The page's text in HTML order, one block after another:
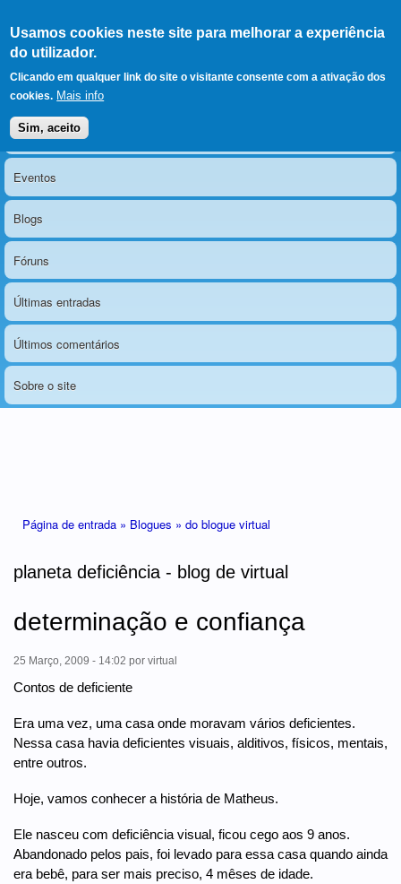
Usamos cookies neste site para melhorar a experiência
do utilizador.
Clicando em qualquer link do site o visitante consente com a ativação dos
cookies. Mais info
Sim, aceito
LERPARAVER , ir para a
página principal
O portal da visão diferente
Menu principal
Notícias
Eventos
Blogs
Fóruns
Últimas entradas
Últimos comentários
Sobre o site
Página de entrada » Blogues » do blogue virtual
planeta deficiência - blog de virtual
determinação e confiança
25 Março, 2009 - 14:02 por virtual
Contos de deficiente
Era uma vez, uma casa onde moravam vários deficientes.
Nessa casa havia deficientes visuais, alditivos, físicos, mentais,
entre outros.
Hoje, vamos conhecer a história de Matheus.
Ele nasceu com deficiência visual, ficou cego aos 9 anos.
Abandonado pelos pais, foi levado para essa casa quando ainda
era bebê, para ser mais preciso, 4 mêses de idade.